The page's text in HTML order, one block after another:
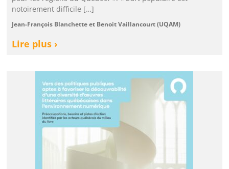
notoirement difficile […]
Jean-François Blanchette et Benoit Vaillancourt (UQAM)
Lire plus ›